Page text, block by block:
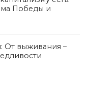
Победы и
От выживания –